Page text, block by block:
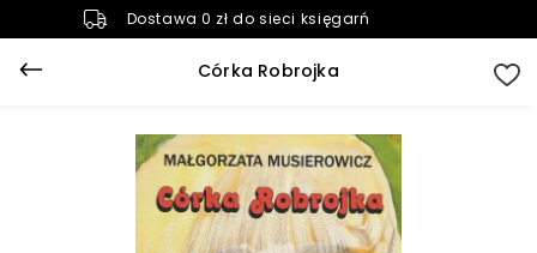
Dostawa 0 zł do sieci księgarń
Córka Robrojka